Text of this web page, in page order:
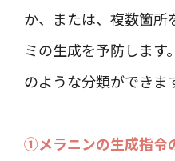
か、または、複数箇所
ミの生成を予防します
のような分類ができま
①メラニンの生成指令